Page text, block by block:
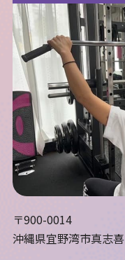
〒900-0014
沖縄県宜野湾市真志